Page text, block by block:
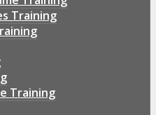
Training
Training